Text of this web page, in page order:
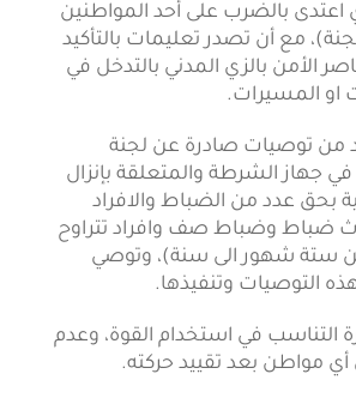
اعتدى بالضرب على أحد المواطنين
مع أن تصدر تعليمات بالتأكيد
الأمن بالزي المدني بالتدخل في
او المسيرات.
من توصيات صادرة عن لجنة
في جهاز الشرطة والمتعلقة بإنزال
بحق عدد من الضباط والافراد
ضباط وضباط صف وافراد تتراوح
من ستة شهور الى سنة)، وتوصي
التوصيات وتنفيذها.
التناسب في استخدام القوة، وعدم
أي مواطن بعد تقييد حركته.